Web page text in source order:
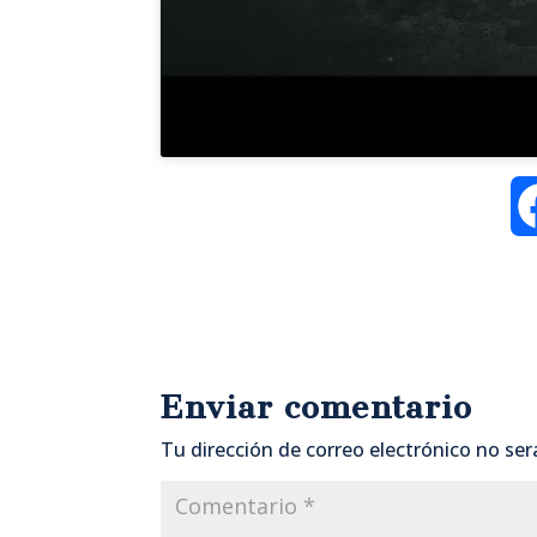
Enviar comentario
Tu dirección de correo electrónico no